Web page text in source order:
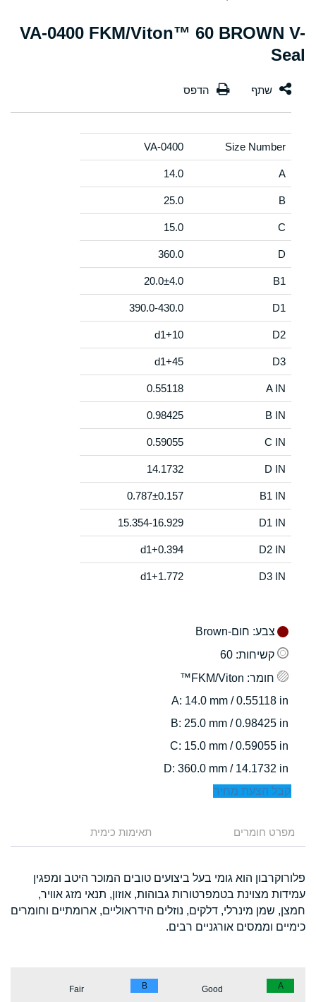
VA-0400 FKM/Viton™ 60 BROWN V-
Seal
Size Number
VA-0400
A
14.0
B
25.0
C
15.0
D
360.0
B1
20.0±4.0
D1
390.0-430.0
D2
d1+10
D3
d1+45
A IN
0.55118
B IN
0.98425
C IN
0.59055
D IN
14.1732
B1 IN
0.787±0.157
D1 IN
15.354-16.929
D2 IN
d1+0.394
D3 IN
d1+1.772
צבע: חום-Brown
קשיחות: 60
חומר: FKM/Viton™
: 14.0 mm / 0.55118 in
: 25.0 mm / 0.98425 in
: 15.0 mm / 0.59055 in
: 360.0 mm / 14.1732 in
קבל הצעת מחיר
מפרט חומרים תאימות כימית
פלורוקרבון הוא גומי בעל ביצועים טובים המוכר היטב ומפגין
עמידות מצוינת בטמפרטורות גבוהות, אוזון, תנאי מזג אוויר,
חמצן, שמן מינרלי, דלקים, נוזלים הידראוליים, ארומתיים וחומרים
כימיים וממסים אורגניים רבים.
A
Good
B
Fair